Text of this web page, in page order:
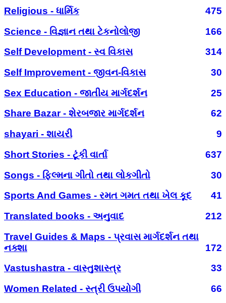
Religious - ધાર્મિક
475
Science - વિજ્ઞાન તથા ટેકનોલોજી
166
Self Development - સ્વ વિકાસ
314
Self Improvement - જીવન-વિકાસ
30
Sex Education - જાતીય માર્ગદર્શન
25
Share Bazar - શેરબજાર માર્ગદર્શન
62
shayari - શાયરી
9
Short Stories - ટૂંકી વાર્તા
637
Songs - ફિલ્મના ગીતો તથા લોકગીતો
30
Sports And Games - રમત ગમત તથા ખેલ કૂદ
41
Translated books - અનુવાદ
212
Travel Guides & Maps - પ્રવાસ માર્ગદર્શન તથા
નક્શા
172
Vastushastra - વાસ્તુશાસ્ત્ર
33
Women Related - સ્ત્રી ઉપયોગી
66